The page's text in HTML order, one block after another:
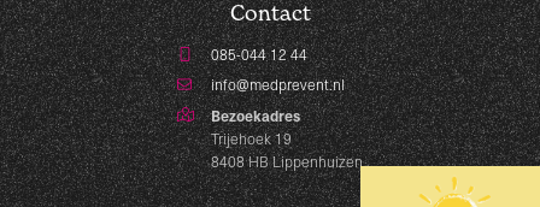
Contact
085-044 12 44
info@medprevent.nl
Bezoekadres
Trijehoek 19
8408 HB Lippenhuizen